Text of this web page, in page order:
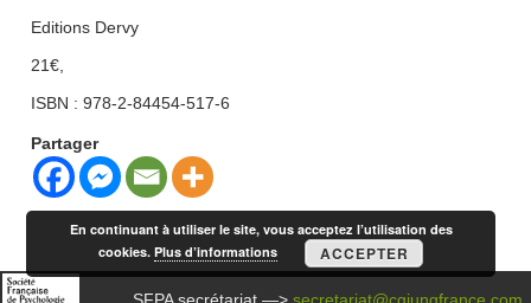
Editions Dervy
21€,
ISBN : 978-2-84454-517-6
Partager
En continuant à utiliser le site, vous acceptez l’utilisation des
cookies.Plus d’informations ACCEPTER